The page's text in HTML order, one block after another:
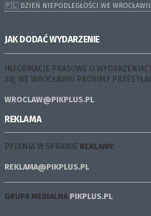
🇵🇱 DZIEŃ NIEPODLEGŁOŚCI WE
JAK DODAĆ WYDARZENIE
INFORMACJE PRASOWE O
SIĘ WE WROCŁAWIU PROSIMY
WROCLAW@PIKPLUS.PL
REKLAMA
PYTANIA W SPRAWIE REKLAMY:
REKLAMA@PIKPLUS.PL
GRUPA MEDIALNA PIKPLUS.PL